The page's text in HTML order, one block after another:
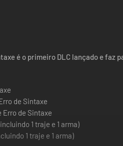
é o primeiro DLC lançado e faz
de Sintaxe
Erro de Sintaxe
1 traje e 1 arma)
1 traje e 1 arma)